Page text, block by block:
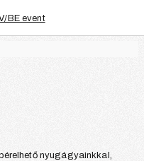
nyugágyainkkal,